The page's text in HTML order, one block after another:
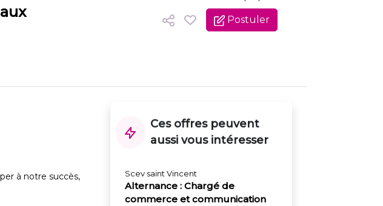
Postuler
à notre succès,
Ces offres peuvent
aussi vous intéresser
Scev saint Vincent
Alternance : Chargé de
commerce et communication